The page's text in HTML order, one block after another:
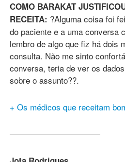
COMO BARAKAT
RECEITA: ?Alguma coisa foi
do paciente e a uma conversa
lembro de algo que fiz há dois
consulta. Não me sinto
conversa, teria de ver os
sobre o assunto??.
+ Os médicos que receitam
———————————